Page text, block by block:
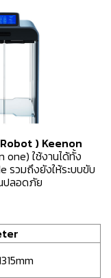
) Keenon
one) ใช้งานได้ทั้ง
รวมถึงยังให้ระบบขับ
ปลอดภัย